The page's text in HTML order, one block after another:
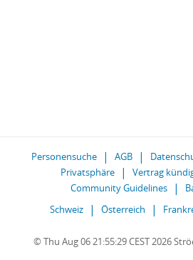
Personensuche AGB
Privatsphäre
Vertrag
Community Guidelines
Schweiz
Österreich
© Thu Aug 06 21:55:29 CEST 2026